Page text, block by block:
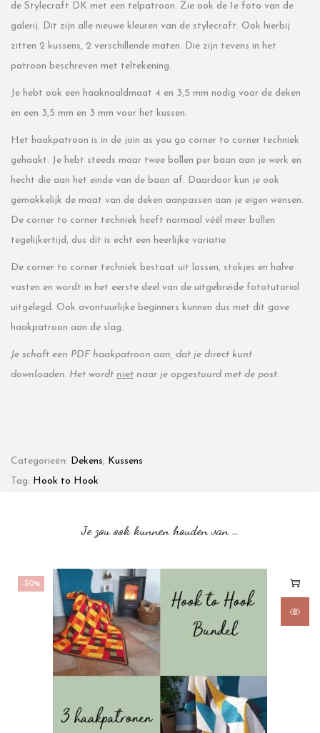
de Stylecraft DK met een telpatroon. Zie ook de 1e foto van de
galerij. Dit zijn alle nieuwe kleuren van de stylecraft. Ook hierbij
zitten 2 kussens, 2 verschillende maten. Die zijn tevens in het
patroon beschreven met teltekening.
Je hebt ook een haaknaaldmaat 4 en 3,5 mm nodig voor de deken
en een 3,5 mm en 3 mm voor het kussen.
Het haakpatroon is in de join as you go corner to corner techniek
gehaakt. Je hebt steeds maar twee bollen per baan aan je werk en
hecht die aan het einde van de baan af. Daardoor kun je ook
gemakkelijk de maat van de deken aanpassen aan je eigen wensen.
De corner to corner techniek heeft normaal véél meer bollen
tegelijkertijd, dus dit is echt een heerlijke variatie.
De corner to corner techniek bestaat uit lossen, stokjes en halve
vasten en wordt in het eerste deel van de uitgebreide fototutorial
uitgelegd. Ook avontuurlijke beginners kunnen dus met dit gave
haakpatroon aan de slag.
Je schaft een PDF haakpatroon aan, dat je direct kunt
downloaden. Het wordt niet naar je opgestuurd met de post.
Categorieën: Dekens, Kussens
Tag: Hook to Hook
Je zou ook kunnen houden van …
-30%